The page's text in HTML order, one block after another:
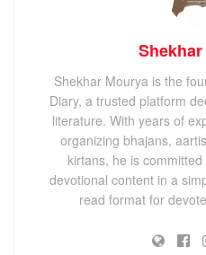
Shekhar Mourya is the
Diary, a trusted platform
literature. With years of
organizing bhajans,
kirtans, he is
devotional content in a
read format for